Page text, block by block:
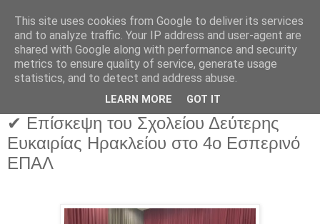
✔ Επίσκεψη του Σχολείου Δεύτερης
Ευκαιρίας Ηρακλείου στο 4ο Εσπερινό
ΕΠΑΛ
This site uses cookies from Google to deliver its services
and to analyze traffic. Your IP address and user-agent are
shared with Google along with performance and security
metrics to ensure quality of service, generate usage
statistics, and to detect and address abuse.
LEARN MORE GOT IT